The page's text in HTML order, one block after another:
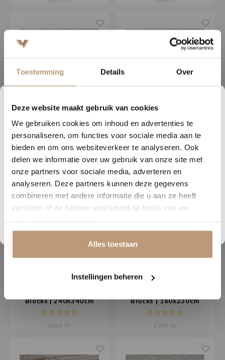
2
DAGEN
02
UREN
01
MINUTEN
56
SECONDEN
Nu tijdelijk 10% korting op
jouw vloer
Vraag snel een offerte aan en bespaar direct.
Bekijk plak PVC vloeren
Toestemming Details Over
Deze website maakt gebruik van cookies
We gebruiken cookies om inhoud en advertenties te
personaliseren, om functies voor sociale media aan te
bieden en om ons websiteverkeer te analyseren. Ook
delen we informatie over uw gebruik van onze site met
onze partners voor sociale media, adverteren en
analyseren. Deze partners kunnen deze gegevens
combineren met andere informatie die u aan ze heeft
verstrekt of ze hebben verzameld op basis van uw
Alles toestaan
Instellingen beheren
Blocks | 240x340cm
€849,95
Blocks | 133x195cm
€299,95
Blocks | 240x340cm
€849,95
Blocks | 160x230cm
€399,95